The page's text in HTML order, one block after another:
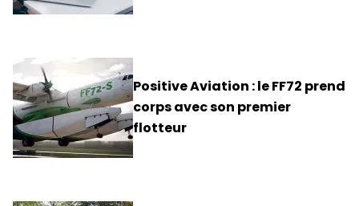
Positive Aviation : le FF72 prend
corps avec son premier
flotteur